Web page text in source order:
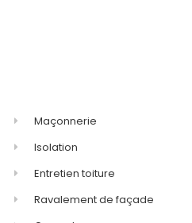
Maçonnerie
Isolation
Entretien toiture
Ravalement de façade